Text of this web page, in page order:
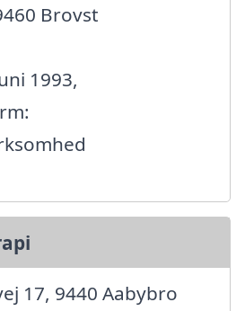
Brovst
1993,
17, 9440 Aabybro